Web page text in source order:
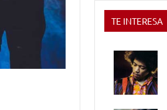
TE INTERESA